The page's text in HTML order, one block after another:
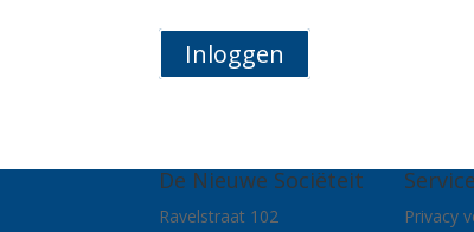
Inloggen
De Nieuwe Sociëteit
Ravelstraat 102
Privacy